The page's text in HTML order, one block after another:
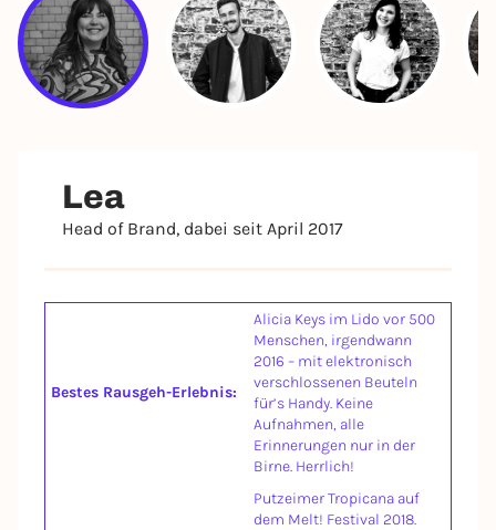
Lea
Head of Brand, dabei seit April 2017
Bestes Rausgeh-Erlebnis:
Alicia Keys im Lido vor 500
Menschen, irgendwann
2016 – mit elektronisch
verschlossenen Beuteln
für’s Handy. Keine
Aufnahmen, alle
Erinnerungen nur in der
Birne. Herrlich!
Putzeimer Tropicana auf
dem Melt! Festival 2018.